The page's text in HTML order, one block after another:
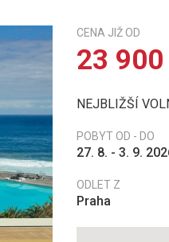
CENA JIŽ OD
23
NEJBLIŽŠÍ
POBYT OD - DO
27. 8. - 3. 9.
ODLET Z
Praha